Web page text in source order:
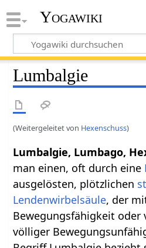
Yogawiki
Lumbalgie
(Weitergeleitet von Hexenschuss)
Lumbalgie, Lumbago,
man einen, oft durch eine
ausgelösten, plötzlichen
Lendenwirbelsäule, der
Bewegungsfähigkeit oder
völliger